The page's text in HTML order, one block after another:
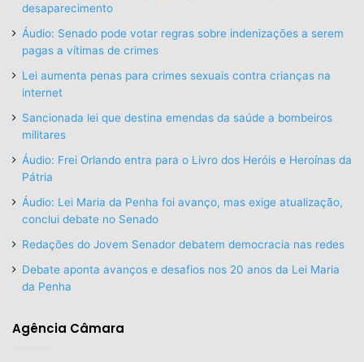
desaparecimento
Áudio: Senado pode votar regras sobre indenizações a serem
pagas a vítimas de crimes
Lei aumenta penas para crimes sexuais contra crianças na
internet
Sancionada lei que destina emendas da saúde a bombeiros
militares
Áudio: Frei Orlando entra para o Livro dos Heróis e Heroínas da
Pátria
Áudio: Lei Maria da Penha foi avanço, mas exige atualização,
conclui debate no Senado
Redações do Jovem Senador debatem democracia nas redes
Debate aponta avanços e desafios nos 20 anos da Lei Maria
da Penha
Agência Câmara